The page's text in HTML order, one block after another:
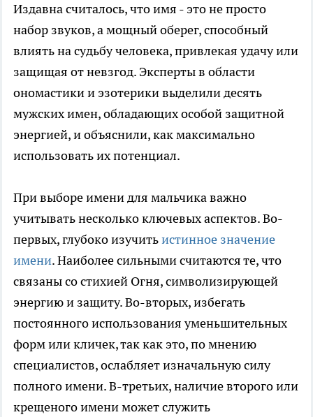
Издавна считалось, что имя - это не просто
набор звуков, а мощный оберег, способный
влиять на судьбу человека, привлекая удачу или
защищая от невзгод. Эксперты в области
ономастики и эзотерики выделили десять
мужских имен, обладающих особой защитной
энергией, и объяснили, как максимально
использовать их потенциал.
При выборе имени для мальчика важно
учитывать несколько ключевых аспектов. Во-
первых, глубоко изучитьистинное значение
имени. Наиболее сильными считаются те, что
связаны со стихией Огня, символизирующей
энергию и защиту. Во-вторых, избегать
постоянного использования уменьшительных
форм или кличек, так как это, по мнению
специалистов, ослабляет изначальную силу
полного имени. В-третьих, наличие второго или
крещеного имени может служить